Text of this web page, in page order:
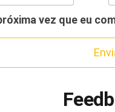
vez que eu